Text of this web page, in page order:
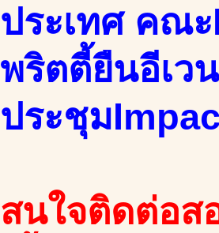
ประเทศ คณ
พริตตี้ยืนอีเว
ประชุม
สนใจติดต่อส